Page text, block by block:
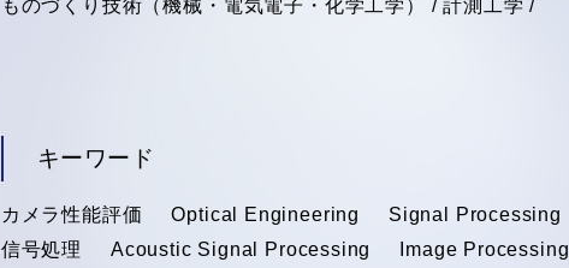
ものづくり技術（機械・電気電子・化学工学） / 計測工学 /
キーワード
カメラ性能評価 Optical Engineering Signal Processing
信号処理
Acoustic Signal Processing Image Processing